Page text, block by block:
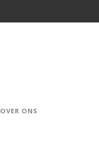
OVER ONS